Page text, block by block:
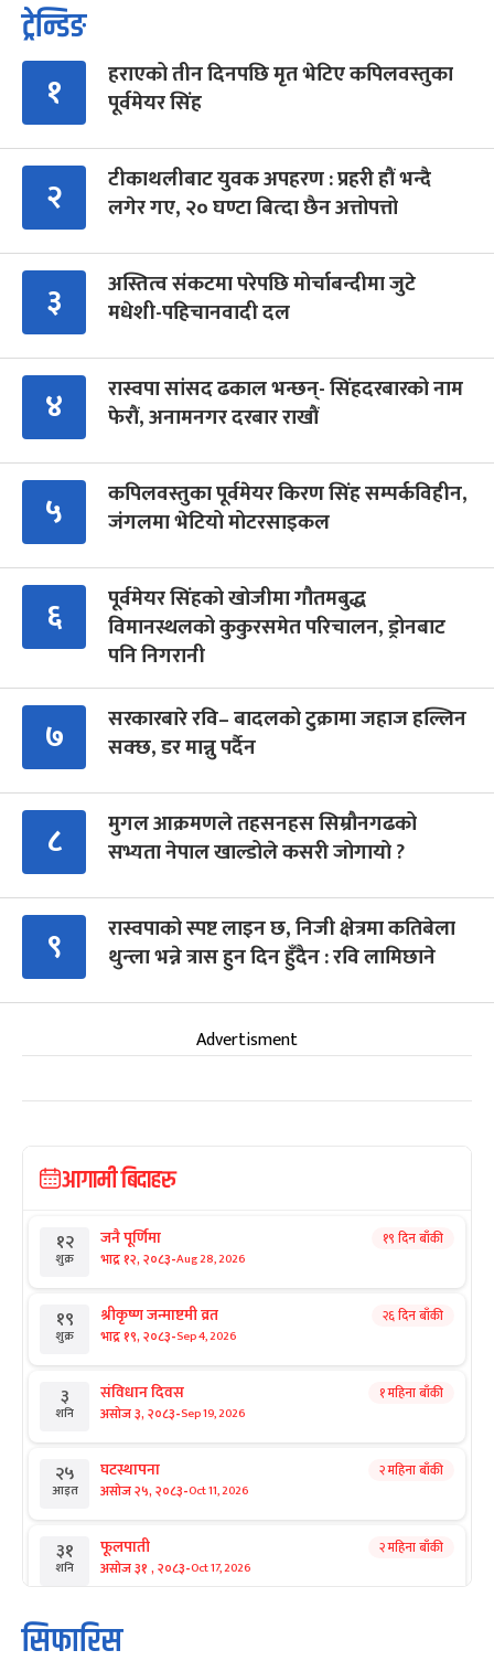
ट्रेन्डिङ
१
हराएको तीन दिनपछि मृत भेटिए कपिलवस्तुका
पूर्वमेयर सिंह
२
टीकाथलीबाट युवक अपहरण : प्रहरी हौं भन्दै
लगेर गए, २० घण्टा बित्दा छैन अत्तोपत्तो
३
अस्तित्व संकटमा परेपछि मोर्चाबन्दीमा जुटे
मधेशी-पहिचानवादी दल
४
रास्वपा सांसद ढकाल भन्छन्- सिंहदरबारको नाम
फेरौं, अनामनगर दरबार राखौं
५
कपिलवस्तुका पूर्वमेयर किरण सिंह सम्पर्कविहीन,
जंगलमा भेटियो मोटरसाइकल
६
पूर्वमेयर सिंहको खोजीमा गौतमबुद्ध
विमानस्थलको कुकुरसमेत परिचालन, ड्रोनबाट
पनि निगरानी
७
सरकारबारे रवि– बादलको टुक्रामा जहाज हल्लिन
सक्छ, डर मान्नु पर्दैन
८
मुगल आक्रमणले तहसनहस सिम्रौनगढको
सभ्यता नेपाल खाल्डोले कसरी जोगायो ?
९
रास्वपाको स्पष्ट लाइन छ, निजी क्षेत्रमा कतिबेला
थुन्ला भन्ने त्रास हुन दिन हुँदैन : रवि लामिछाने
Advertisment
आगामी बिदाहरु
१२
शुक्र
जनै पूर्णिमा
भाद्र १२, २०८३-Aug 28, 2026
१९ दिन बाँकी
१९
शुक्र
श्रीकृष्ण जन्माष्टमी व्रत
भाद्र १९, २०८३-Sep 4, 2026
२६ दिन बाँकी
३
शनि
संविधान दिवस
असोज ३, २०८३-Sep 19, 2026
१ महिना बाँकी
२५
आइत
घटस्थापना
असोज २५, २०८३-Oct 11, 2026
२ महिना बाँकी
३१
शनि
फूलपाती
असोज ३१ , २०८३-Oct 17, 2026
२ महिना बाँकी
१
आइत
कार्तिक सङ्क्रान्ति
कार्तिक १, २०८३
सिफारिस